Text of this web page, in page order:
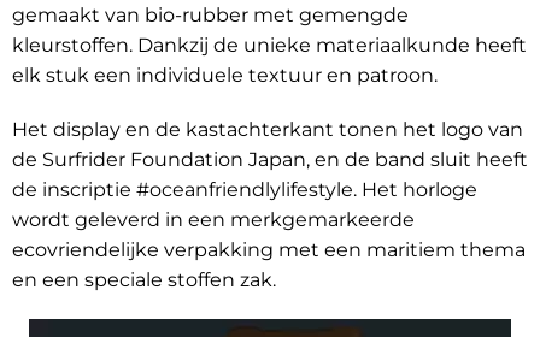
gemaakt van bio-rubber met gemengde
kleurstoffen. Dankzij de unieke materiaalkunde heeft
elk stuk een individuele textuur en patroon.
Het display en de kastachterkant tonen het logo van
de Surfrider Foundation Japan, en de band sluit heeft
de inscriptie #oceanfriendlylifestyle. Het horloge
wordt geleverd in een merkgemarkeerde
ecovriendelijke verpakking met een maritiem thema
en een speciale stoffen zak.